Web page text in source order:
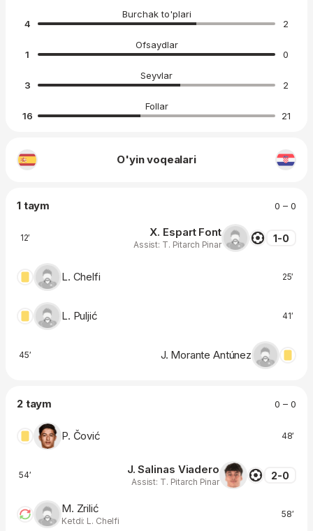
Burchak to'plari
4
2
Ofsaydlar
1
0
Seyvlar
3
2
Follar
16
21
O'yin voqealari
1 taym 0 – 0
12′ X. Espart Font
Assist: T. Pitarch Pinar
1-0
25′
L. Chelfi
41′
L. Puljić
45′ J. Morante Antúnez
2 taym 0 – 0
48′
P. Čović
54′ J. Salinas Viadero
Assist: T. Pitarch Pinar
2-0
58′
M. Zrilić
Ketdi: L. Chelfi